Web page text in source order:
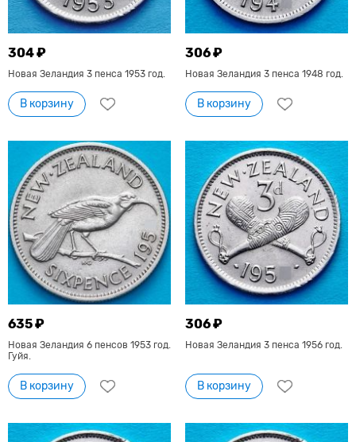
304 ₽
Новая Зеландия 3 пенса 1953 год.
В корзину
306 ₽
Новая Зеландия 3 пенса 1948 год.
В корзину
635 ₽
Новая Зеландия 6 пенсов 1953 год.
Гуйя.
В корзину
306 ₽
Новая Зеландия 3 пенса 1956 год.
В корзину